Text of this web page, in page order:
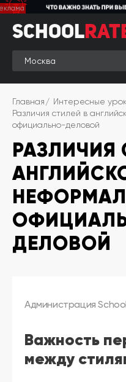
School
Rate
Рейтинг
Online-
рейтинг
Отзывы
студентов
Обзоры
экспертов
Новые
группы
Ищу курс:
английского
город:
другой
Личный
кабинет
школы
School
Главная
Интересные
Различия стилей в
официально-деловой
РАЗЛИЧИЯ
ДЕЛОВОЙ
Администрация
Важность
между